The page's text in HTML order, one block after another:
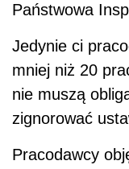
Państwowa
Jedynie ci
mniej niż 20
nie muszą
zignorować
Pracodawcy